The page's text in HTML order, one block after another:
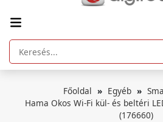
Főoldal Egyéb
Hama Okos Wi-Fi kül- és beltéri
(176660)